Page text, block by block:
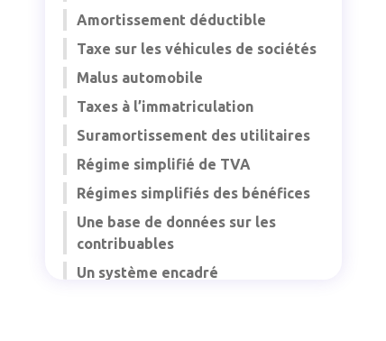
Amortissement déductible
Taxe sur les véhicules de sociétés
Malus automobile
Taxes à l’immatriculation
Suramortissement des utilitaires
Régime simplifié de TVA
Régimes simplifiés des bénéfices
Une base de données sur les
contribuables
Un système encadré